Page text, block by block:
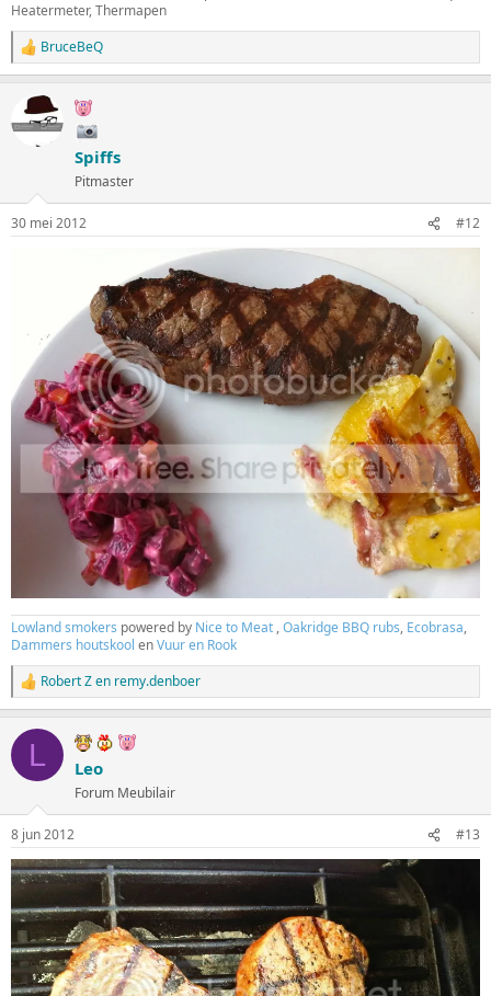
Heatermeter, Thermapen
W
a
d
e
BruceBeQ
Spiffs
Pitmaster
30 mei 2012 #12
Lowland smokers powered by Nice to Meat ,Oakridge BBQ rubs, Ecobrasa,
Dammers houtskool enVuur en Rook
W
a
r
e
i
n
g
e
n
Robert Zen remy.denboer
L Leo
Forum Meubilair
8 jun 2012 #13